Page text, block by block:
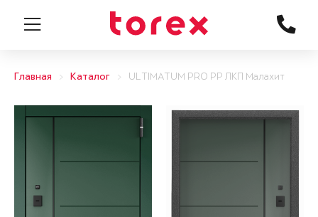
Главная Каталог ULTIMATUM PRO PP ЛКП Малахит